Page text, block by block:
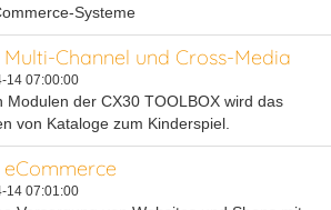
Systeme
Multi-Channel und Cross-Media
14 07:00:00
Modulen der CX30 TOOLBOX wird das
von Kataloge zum Kinderspiel.
eCommerce
14 07:01:00